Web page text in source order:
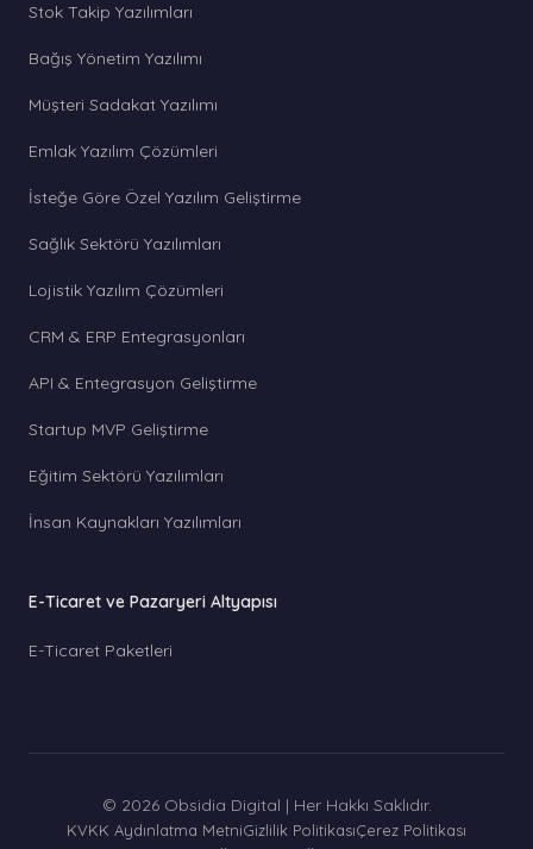
Stok Takip Yazılımları
Bağış Yönetim Yazılımı
Müşteri Sadakat Yazılımı
Emlak Yazılım Çözümleri
İsteğe Göre Özel Yazılım Geliştirme
Sağlık Sektörü Yazılımları
Lojistik Yazılım Çözümleri
CRM & ERP Entegrasyonları
API & Entegrasyon Geliştirme
Startup MVP Geliştirme
Eğitim Sektörü Yazılımları
İnsan Kaynakları Yazılımları
E-Ticaret ve Pazaryeri Altyapısı
E-Ticaret Paketleri
© 2026 Obsidia Digital | Her Hakkı Saklıdır.
KVKK Aydınlatma MetniGizlilik PolitikasıÇerez Politikası